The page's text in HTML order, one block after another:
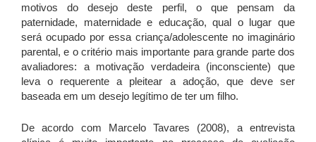
motivos do desejo deste perfil, o que pensam da
paternidade, maternidade e educação, qual o lugar que
será ocupado por essa criança/adolescente no imaginário
parental, e o critério mais importante para grande parte dos
avaliadores: a motivação verdadeira (inconsciente) que
leva o requerente a pleitear a adoção, que deve ser
baseada em um desejo legítimo de ter um filho.
De acordo com Marcelo Tavares (2008), a entrevista